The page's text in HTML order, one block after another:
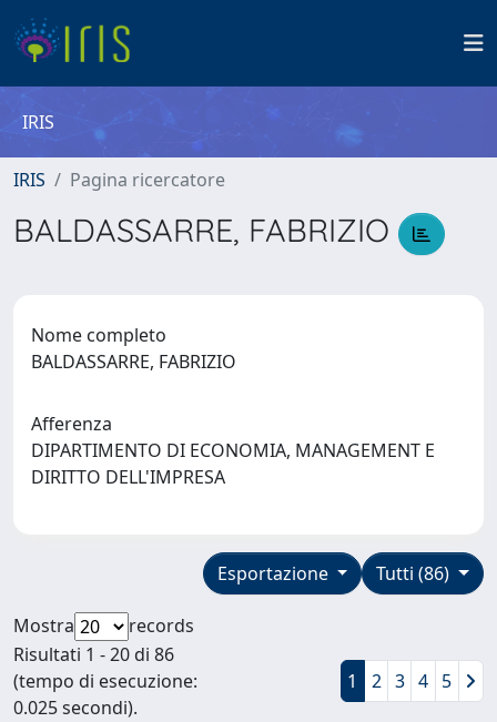
IRIS
IRIS Pagina ricercatore
BALDASSARRE, FABRIZIO
Nome completo
BALDASSARRE, FABRIZIO
Afferenza
DIPARTIMENTO DI ECONOMIA, MANAGEMENT E
DIRITTO DELL'IMPRESA
Tutti (86)
Esportazione
Mostra
records
Risultati 1 - 20 di 86
(tempo di esecuzione:
0.025 secondi).
1 2 3 4 5